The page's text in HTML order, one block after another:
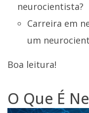
Carreira em
um
Boa leitura!
O Que É